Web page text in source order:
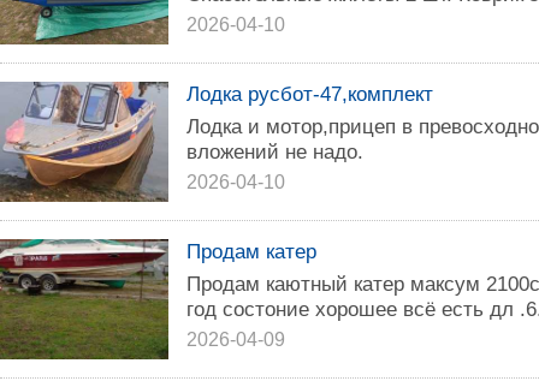
2026-04-10
Лодка русбот-47,комплект
Лодка и мотор,прицеп в
вложений не надо.
2026-04-10
Продам катер
Продам каютный катер максум
год состоние хорошее всё есть дл
2026-04-09